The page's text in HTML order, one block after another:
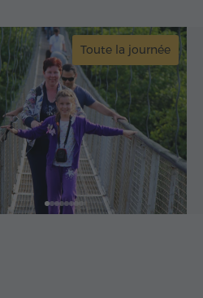
Toute la journée